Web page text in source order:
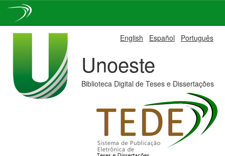
English Español Português
Unoeste
Biblioteca Digital de Teses e Dissertações